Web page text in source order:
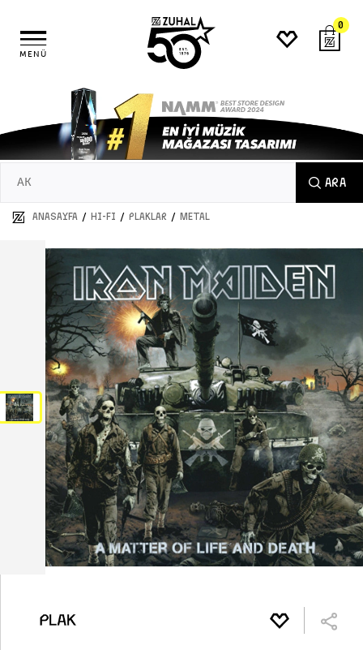
MENÜ
0
ARA
ANASAYFA / HI-FI / PLAKLAR / METAL